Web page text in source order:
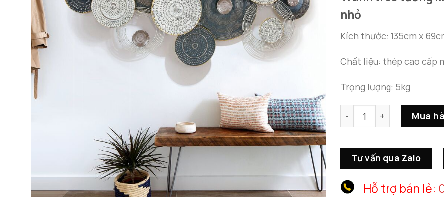
nhỏ
Kích thước: 135cm x
Chất liệu: thép cao cấp
Trọng lượng: 5kg
Tranh treo tường kim loại
Mua
Tư vấn qua Zalo
Hỗ trợ bán lẻ: